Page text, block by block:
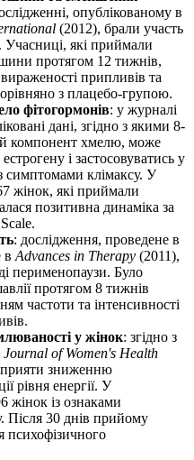
опублікованому в
(2012), брали участь
Учасниці, які приймали
протягом 12 тижнів,
припливів та
з плацебо-групою.
фітогормонів: у журналі
дані, згідно з якими 8-
компонент хмелю, може
і застосовуватись у
симптомами клімаксу. У
жінок, які приймали
позитивна динаміка за
: дослідження, проведене в
в Advances in Therapy (2011),
перименопаузи. Було
протягом 8 тижнів
частоти та інтенсивності
у жінок: згідно з
Journal of Women's Health
зниженню
рівня енергії. У
жінок із ознаками
Після 30 днів прийому
психофізичного